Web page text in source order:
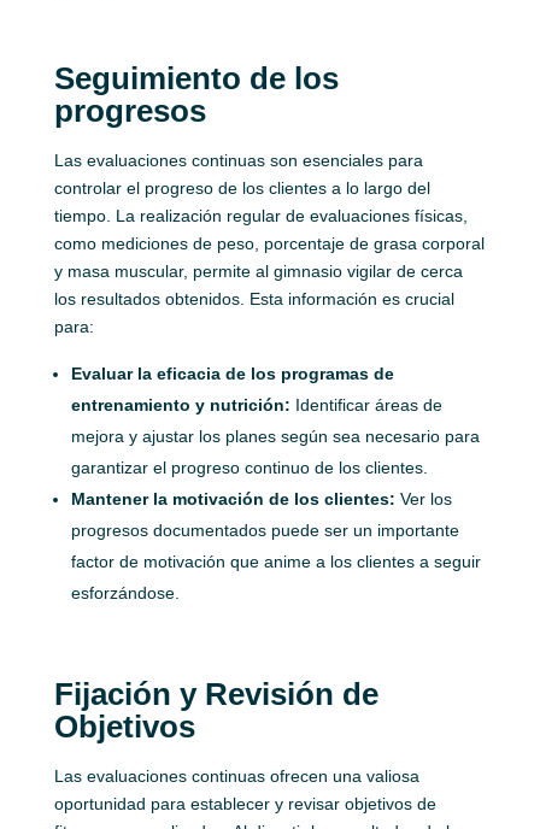
Seguimiento de los
progresos
Las evaluaciones continuas son esenciales para
controlar el progreso de los clientes a lo largo del
tiempo. La realización regular de evaluaciones físicas,
como mediciones de peso, porcentaje de grasa corporal
y masa muscular, permite al gimnasio vigilar de cerca
los resultados obtenidos. Esta información es crucial
para:
Evaluar la eficacia de los programas de
entrenamiento y nutrición: Identificar áreas de
mejora y ajustar los planes según sea necesario para
garantizar el progreso continuo de los clientes.
Mantener la motivación de los clientes: Ver los
progresos documentados puede ser un importante
factor de motivación que anime a los clientes a seguir
esforzándose.
Fijación y Revisión de
Objetivos
Las evaluaciones continuas ofrecen una valiosa
oportunidad para establecer y revisar objetivos de